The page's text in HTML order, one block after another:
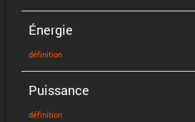
Énergie
défini­tion
Puissance
défini­tion